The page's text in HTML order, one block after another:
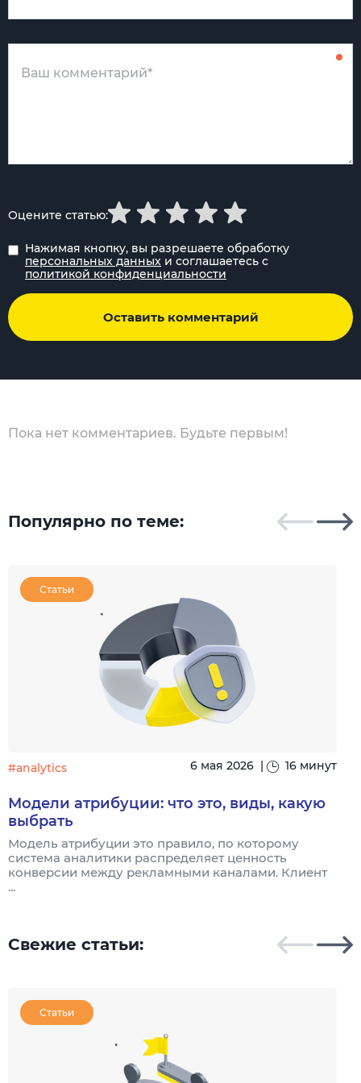
Нажимая кнопку, вы разрешаете обработку
персональных данных и соглашаетесь с
политикой конфиденциальности
Оставить комментарий
Оцените статью:
Пока нет комментариев. Будьте первым!
Популярно по теме:
Статьи
#analytics 6 мая 2026 16 минут
Модели атрибуции: что это, виды, какую
выбрать
Модель атрибуции это правило, по которому
система аналитики распределяет ценность
конверсии между рекламными каналами. Клиент
...
Свежие статьи:
Статьи